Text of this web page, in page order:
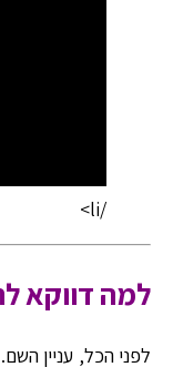
/li>
למה דווקא
לפני הכל, עניין